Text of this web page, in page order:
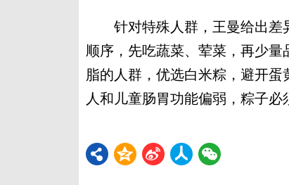
针对特殊人群，王曼给出差
顺序，先吃蔬菜、荤菜，再少
脂的人群，优选白米粽，避开
人和儿童肠胃功能偏弱，粽子